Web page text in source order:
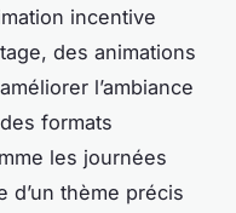
incentive
des animations
l’ambiance
formats
les journées
d’un thème précis